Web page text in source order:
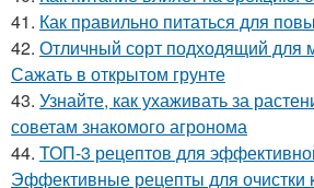
41. Как правильно питаться для
42. Отличный сорт подходящий для
Сажать в открытом грунте
43. Узнайте, как ухаживать за
советам знакомого агронома
44. ТОП-3 рецептов для
Эффективные рецепты для очистки